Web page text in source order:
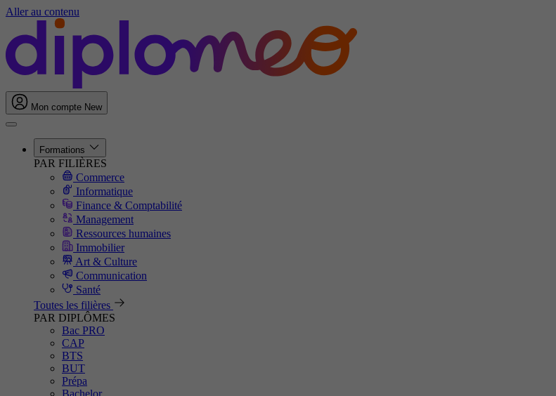
Aller au contenu
Mon compte New
Formations
PAR FILIÈRES
Commerce
Informatique
Finance & Comptabilité
Management
Ressources humaines
Immobilier
Art & Culture
Communication
Santé
Toutes les filières
PAR DIPLÔMES
Bac PRO
CAP
BTS
BUT
Prépa
Bachelor